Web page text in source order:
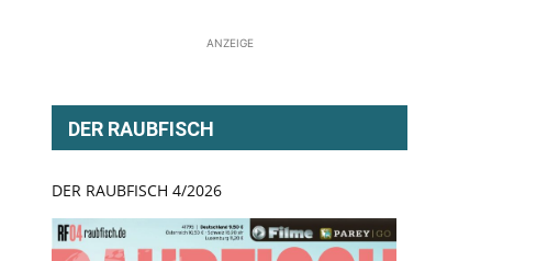
ANZEIGE
DER RAUBFISCH
DER RAUBFISCH 4/2026